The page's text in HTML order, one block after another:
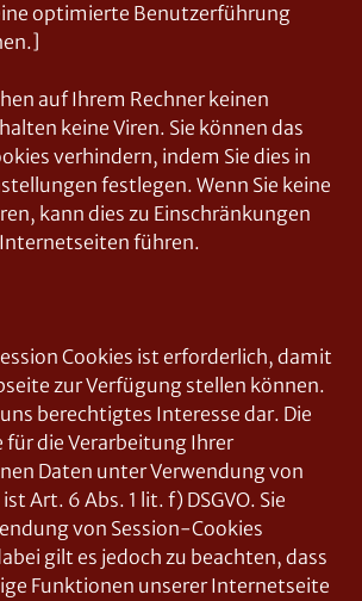
optimierte Benutzerführung
auf Ihrem Rechner keinen
keine Viren. Sie können das
verhindern, indem Sie dies in
festlegen. Wenn Sie keine
kann dies zu Einschränkungen
führen.
Cookies ist erforderlich, damit
zur Verfügung stellen können.
berechtigtes Interesse dar. Die
für die Verarbeitung Ihrer
Daten unter Verwendung von
Art. 6 Abs. 1 lit. f) DSGVO. Sie
von Session-Cookies
gilt es jedoch zu beachten, dass
Funktionen unserer Internetseite